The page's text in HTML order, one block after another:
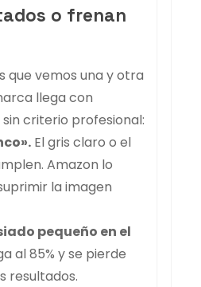
o frenan
que vemos una y otra
llega con
criterio profesional:
El gris claro o el
Amazon lo
la imagen
pequeño en el
al 85% y se pierde
resultados.